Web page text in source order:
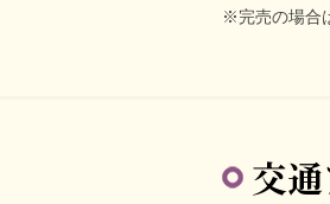
※完売の場合
交